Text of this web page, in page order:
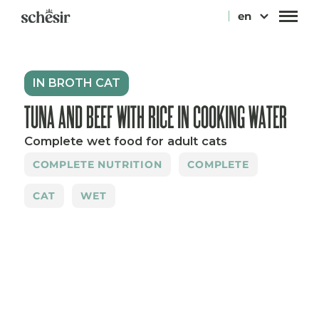
en
IN BROTH CAT
TUNA AND BEEF WITH RICE IN COOKING WATER
Complete wet food for adult cats
COMPLETE NUTRITION COMPLETE
CAT WET